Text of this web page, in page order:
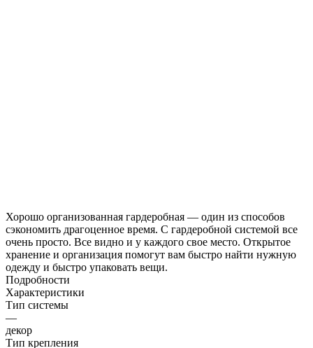
Хорошо организованная гардеробная — один из способов
сэкономить драгоценное время. С гардеробной системой все
очень просто. Все видно и у каждого свое место. Открытое
хранение и организация помогут вам быстро найти нужную
одежду и быстро упаковать вещи.
Подробности
Характеристики
Тип системы
—
декор
Тип крепления